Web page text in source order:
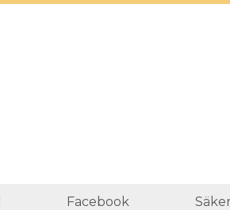
Facebook